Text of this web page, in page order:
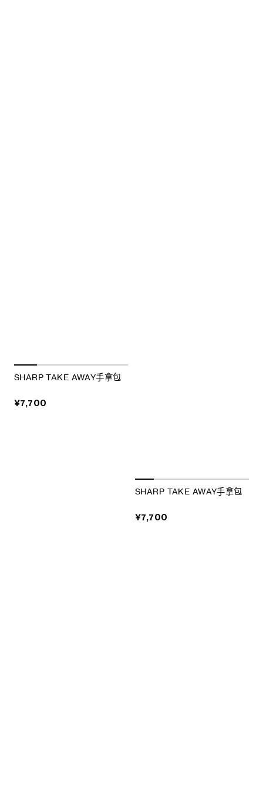
SHARP TAKE AWAY手拿包
¥7,700
SHARP TAKE AWAY手拿包
¥7,700